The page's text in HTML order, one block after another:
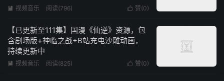
 赞(0)
 视频音乐 阅读(796)
【已更新至111集】国漫《仙逆》资源，包
含剧场版+神临之战+B站充电沙雕动画，
持续更新中
 赞(0)
 视频音乐 阅读(825)